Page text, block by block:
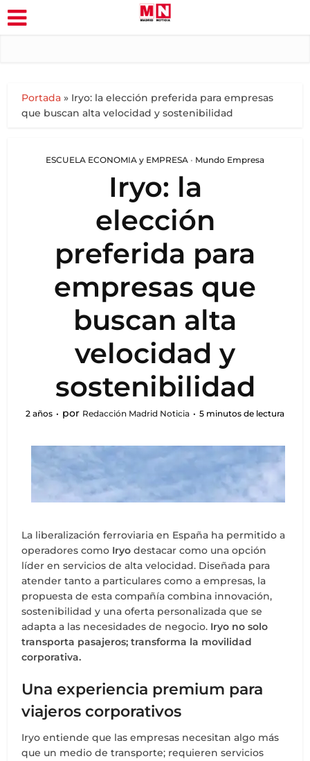
Portada » Iryo: la elección preferida para empresas
que buscan alta velocidad y sostenibilidad
ESCUELA ECONOMIA y EMPRESA • Mundo Empresa
Iryo: la
elección
preferida para
empresas que
buscan alta
velocidad y
sostenibilidad
2 años por Redacción Madrid Noticia 5 minutos de lectura
La liberalización ferroviaria en España ha permitido a
operadores como Iryo destacar como una opción
líder en servicios de alta velocidad. Diseñada para
atender tanto a particulares como a empresas, la
propuesta de esta compañía combina innovación,
sostenibilidad y una oferta personalizada que se
adapta a las necesidades de negocio. Iryo no solo
transporta pasajeros; transforma la movilidad
corporativa.
Una experiencia premium para
viajeros corporativos
Iryo entiende que las empresas necesitan algo más
que un medio de transporte; requieren servicios